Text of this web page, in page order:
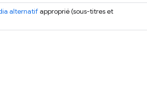
alternatifapproprié (sous-titres et